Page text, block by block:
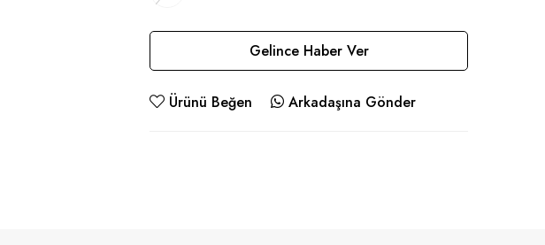
Gelince Haber Ver
Ürünü Beğen Arkadaşına Gönder